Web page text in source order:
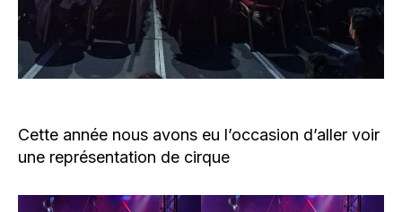
Cette année nous avons eu l’occasion d’aller voir
une représentation de cirque